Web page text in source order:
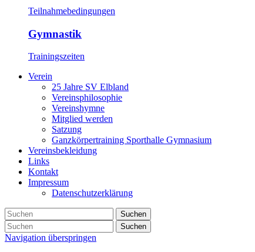
Teilnahmebedingungen
Gymnastik
Trainingszeiten
Verein
25 Jahre SV Elbland
Vereinsphilosophie
Vereinshymne
Mitglied werden
Satzung
Ganzkörpertraining Sporthalle Gymnasium
Vereinsbekleidung
Links
Kontakt
Impressum
Datenschutzerklärung
Suchen
Suchen
Navigation überspringen